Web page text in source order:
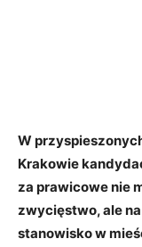
W
Krakowie
za prawicowe nie
zwycięstwo, ale
stanowisko w